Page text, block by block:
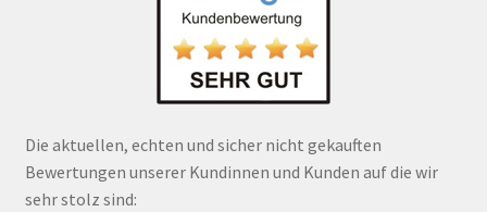
Die aktuellen, echten und sicher nicht gekauften
Bewertungen unserer Kundinnen und Kunden auf die wir
sehr stolz sind: